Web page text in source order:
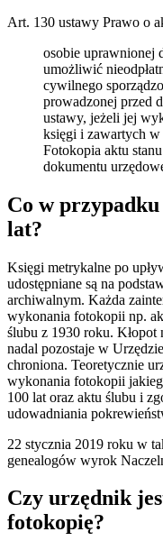
Art. 130 ustawy Prawo o
osobie uprawnionej
umożliwić
cywilnego
prowadzonej przed
ustawy, jeżeli jej
księgi i zawartych
Fotokopia aktu
dokumentu
Co w
lat?
Księgi metrykalne po
udostępniane są na
archiwalnym. Każda
wykonania fotokopii np.
ślubu z 1930 roku. Kłopot
nadal pozostaje w
chroniona. Teoretycznie
wykonania fotokopii
100 lat oraz aktu ślubu i
udowadniania
22 stycznia 2019 roku w
genealogów wyrok
Czy urzędnik
fotokopię?